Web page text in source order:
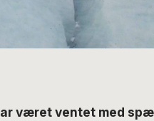
været ventet med